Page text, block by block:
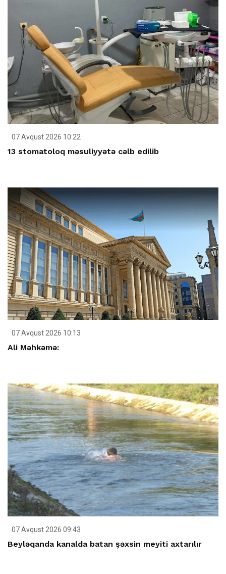
07 Avqust 2026 10:22
13 stomatoloq məsuliyyətə cəlb edilib
07 Avqust 2026 10:13
Ali Məhkəmə:
07 Avqust 2026 09:43
Beyləqanda kanalda batan şəxsin meyiti axtarılır